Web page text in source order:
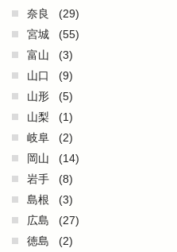
奈良
(29)
宮城
(55)
富山
(3)
山口
(9)
山形
(5)
山梨
(1)
岐阜
(2)
岡山
(14)
岩手
(8)
島根
(3)
広島
(27)
徳島
(2)